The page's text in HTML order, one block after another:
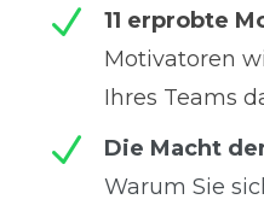
N 11 erprobte
Motivatoren
Ihres Teams
N
Die Macht
Warum Sie